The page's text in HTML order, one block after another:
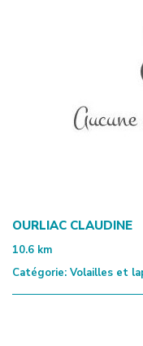
OURLIAC CLAUDINE
10.6 km
Catégorie: Volailles et